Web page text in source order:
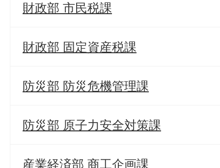
財政部 市民税課
財政部 固定資産税課
防災部 防災危機管理課
防災部 原子力安全対策課
産業経済部 商工企画課